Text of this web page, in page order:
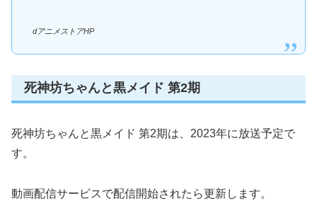
dアニメストアHP
死神坊ちゃんと黒メイド 第2期
死神坊ちゃんと黒メイド 第2期は、2023年に放送予定で
す。
動画配信サービスで配信開始されたら更新します。